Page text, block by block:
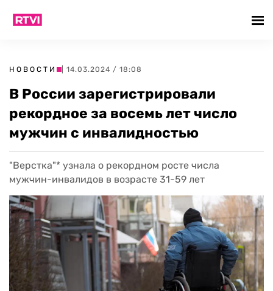
НОВОСТИ | 14.03.2024 / 18:08
В России зарегистрировали
рекордное за восемь лет число
мужчин с инвалидностью
"Верстка"* узнала о рекордном росте числа
мужчин-инвалидов в возрасте 31-59 лет